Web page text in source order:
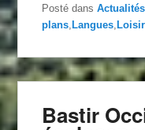
Posté dans Actualités
plans ,Langues ,
Bastir